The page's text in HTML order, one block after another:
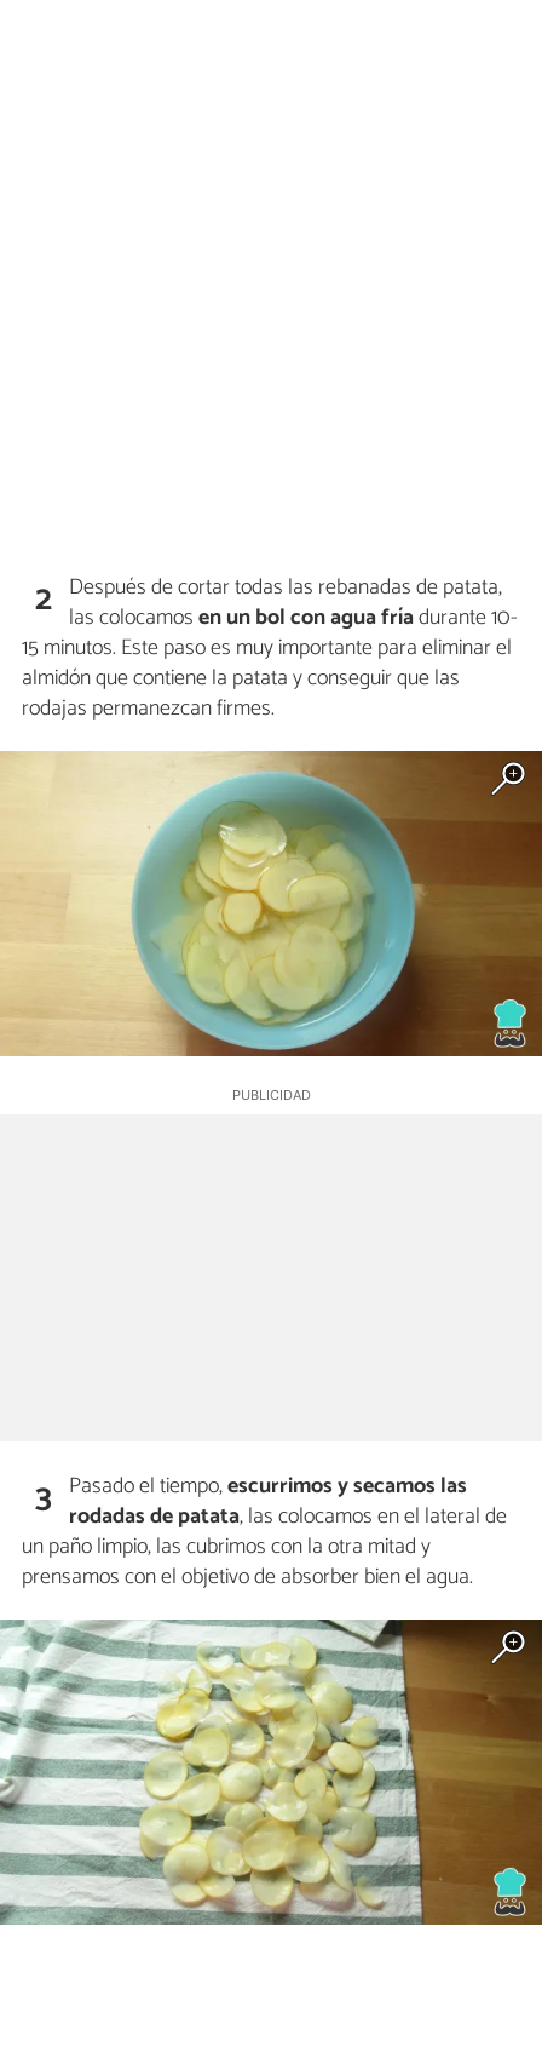
2 Después de cortar todas las rebanadas de patata,
las colocamosen un bol con agua fríadurante 10-
15 minutos. Este paso es muy importante para eliminar el
almidón que contiene la patata y conseguir que las
rodajas permanezcan firmes.
3 Pasado el tiempo,escurrimos y secamos las
rodadas de patata, las colocamos en el lateral de
un paño limpio, las cubrimos con la otra mitad y
prensamos con el objetivo de absorber bien el agua.